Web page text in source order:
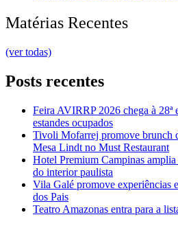
Matérias Recentes
(ver todas)
Posts recentes
Feira AVIRRP 2026 chega à 28ª
estandes ocupados
Tivoli Mofarrej promove brunch
Mesa Lindt no Must Restaurant
Hotel Premium Campinas
do interior paulista
Vila Galé promove experiências
dos Pais
Teatro Amazonas entra para a